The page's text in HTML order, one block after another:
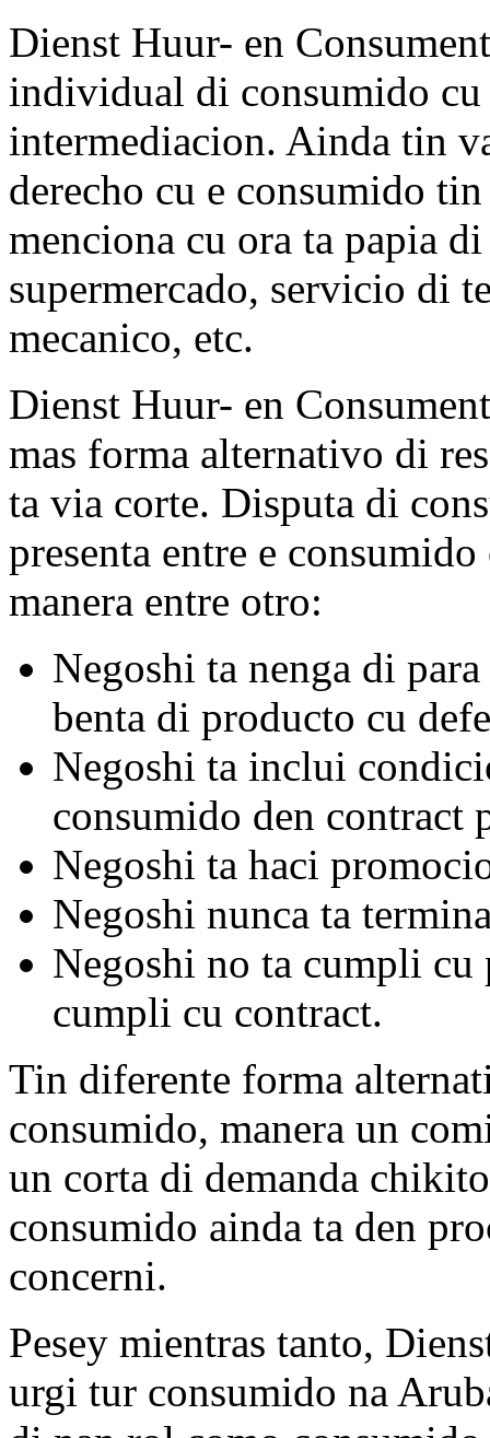
Dienst Huur- en
individual di consumido cu
intermediacion. Ainda tin
derecho cu e consumido
menciona cu ora ta papia
supermercado, servicio di
mecanico, etc.
Dienst Huur- en
mas forma alternativo di
ta via corte. Disputa di
presenta entre e
manera entre otro:
Negoshi ta nenga di
benta di producto cu
Negoshi ta inclui
consumido den contract
Negoshi ta haci
Negoshi nunca ta
Negoshi no ta cumpli cu
cumpli cu contract.
Tin diferente forma
consumido, manera un
un corta di demanda
consumido ainda ta den
concerni.
Pesey mientras tanto,
urgi tur consumido na